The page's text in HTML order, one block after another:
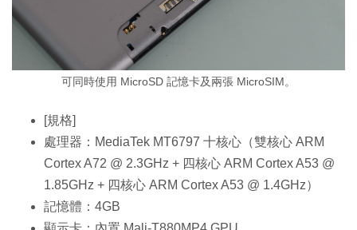
可同時使用 MicroSD 記憶卡及兩張 MicroSIM。
[規格]
處理器：MediaTek MT6797 十核心（雙核心 ARM
Cortex A72 @ 2.3GHz + 四核心 ARM Cortex A53 @
1.85GHz + 四核心 ARM Cortex A53 @ 1.4GHz）
記憶體：4GB